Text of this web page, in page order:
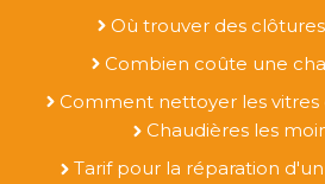
Où trouver des
Combien coûte une
Comment nettoyer les vitres
Chaudières les
Tarif pour la réparation